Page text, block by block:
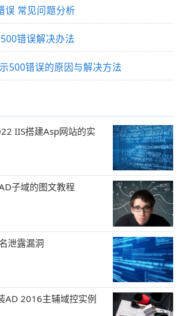
误 常见问题分析
错误解决办法
500错误的原因与解决方法
IIS搭建Asp网站的实
子域的图文教程
泄露漏洞
2016主辅域控实例